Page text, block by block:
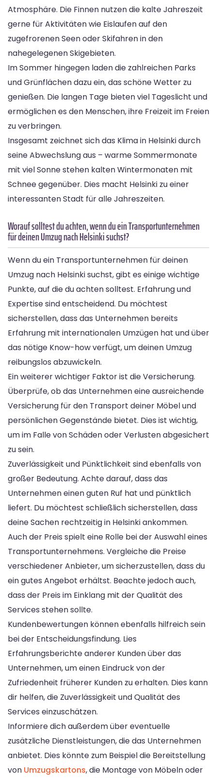
Atmosphäre. Die Finnen nutzen die kalte Jahreszeit
gerne für Aktivitäten wie Eislaufen auf den
zugefrorenen Seen oder Skifahren in den
nahegelegenen Skigebieten.
Im Sommer hingegen laden die zahlreichen Parks
und Grünflächen dazu ein, das schöne Wetter zu
genießen. Die langen Tage bieten viel Tageslicht und
ermöglichen es den Menschen, ihre Freizeit im Freien
zu verbringen.
Insgesamt zeichnet sich das Klima in Helsinki durch
seine Abwechslung aus – warme Sommermonate
mit viel Sonne stehen kalten Wintermonaten mit
Schnee gegenüber. Dies macht Helsinki zu einer
interessanten Stadt für alle Jahreszeiten.
Worauf solltest du achten, wenn du ein Transportunternehmen
für deinen Umzug nach Helsinki suchst?
Wenn du ein Transportunternehmen für deinen
Umzug nach Helsinki suchst, gibt es einige wichtige
Punkte, auf die du achten solltest. Erfahrung und
Expertise sind entscheidend. Du möchtest
sicherstellen, dass das Unternehmen bereits
Erfahrung mit internationalen Umzügen hat und über
das nötige Know-how verfügt, um deinen Umzug
reibungslos abzuwickeln.
Ein weiterer wichtiger Faktor ist die Versicherung.
Überprüfe, ob das Unternehmen eine ausreichende
Versicherung für den Transport deiner Möbel und
persönlichen Gegenstände bietet. Dies ist wichtig,
um im Falle von Schäden oder Verlusten abgesichert
zu sein.
Zuverlässigkeit und Pünktlichkeit sind ebenfalls von
großer Bedeutung. Achte darauf, dass das
Unternehmen einen guten Ruf hat und pünktlich
liefert. Du möchtest schließlich sicherstellen, dass
deine Sachen rechtzeitig in Helsinki ankommen.
Auch der Preis spielt eine Rolle bei der Auswahl eines
Transportunternehmens. Vergleiche die Preise
verschiedener Anbieter, um sicherzustellen, dass du
ein gutes Angebot erhältst. Beachte jedoch auch,
dass der Preis im Einklang mit der Qualität des
Services stehen sollte.
Kundenbewertungen können ebenfalls hilfreich sein
bei der Entscheidungsfindung. Lies
Erfahrungsberichte anderer Kunden über das
Unternehmen, um einen Eindruck von der
Zufriedenheit früherer Kunden zu erhalten. Dies kann
dir helfen, die Zuverlässigkeit und Qualität des
Services einzuschätzen.
Informiere dich außerdem über eventuelle
zusätzliche Dienstleistungen, die das Unternehmen
anbietet. Dies könnte zum Beispiel die Bereitstellung
von Umzugskartons, die Montage von Möbeln oder